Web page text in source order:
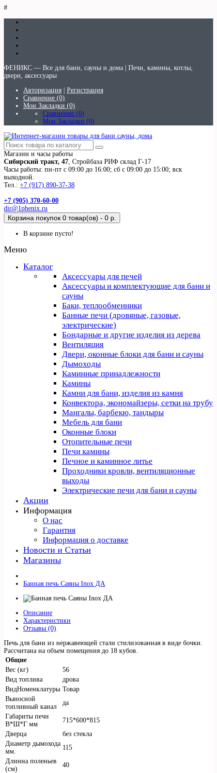
#
ФЕНИКС — Все для бани, сауны и дома | Печи, камины, котлы,
двери, аксессуары
Авторизация
Регистрация
Сравнение (0)
Мои Закладки (0)
Сравнение (0)
Мои Закладки (0)
Магазин и часы работы
Сибирский тракт, 47, Стройбаза РИФ склад Г-17
Часы работы: пн-пт с 09:00 до 16:00; сб с 09:00 до 15:00; вск
выходной.
Тел.: +7 (917) 890-37-38
+7 (905) 370-60-00
dir@1phenix.ru
Корзина покупок 0 товар(ов) - 0 р.
В корзине пусто!
Меню
Каталог
Аксессуары для печей
Аксессуары и комплектующие для бани и
сауны
Баки, теплообменники
Банные печи (дровяные, газовые,
электрические)
Бондарные и другие изделия из дерева
Вентиляция
Двери, оконные блоки для бани и сауны
Дымоходы
Каминные принадлежности
Камины
Камни для бани, изделия из камня
Конвектора, экономайзеры, сетки на трубу
Мангалы, барбекю, тандыры
Мебель для бани
Оконные блоки
Отопительные печи
Печи камины
Печное и каминное литье
Проходники кровли, вeнтиляционные
выходы
Электрические печи для бани и сауны
Акции
Информация
О нас
Гарантия
Информация о доставке
Новости и Статьи
Магазины
Банная печь Саяны Inox ДА
Описание
Характеристики
Отзывы (0)
Печь для бани из нержавеющей стали стилизованная в виде бочки.
Рассчитана на объем помещения до 18 кубов.
Общие
Вес (кг)
56
Вид топлива
дрова
ВидНоменклатуры Товар
Выносной
топливный канал
да
Габариты печи
В*Ш*Г мм
715*600*815
Дверца
без стекла
Диаметр дымохода
мм.
115
Длинна поленьев
(см)
40